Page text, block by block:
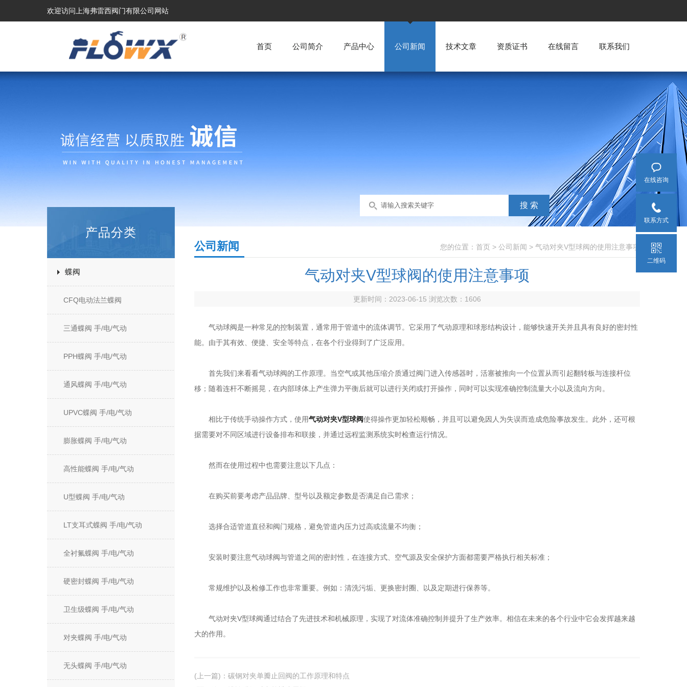
欢迎访问上海弗雷西阀门有限公司网站
首页 公司简介 产品中心 公司新闻 技术文章 资质证书 在线留言 联系我们
产品分类
蝶阀
CFQ电动法兰蝶阀
三通蝶阀 手/电/气动
PPH蝶阀 手/电/气动
通风蝶阀 手/电/气动
UPVC蝶阀 手/电/气动
膨胀蝶阀 手/电/气动
高性能蝶阀 手/电/气动
U型蝶阀 手/电/气动
LT支耳式蝶阀 手/电/气动
全衬氟蝶阀 手/电/气动
硬密封蝶阀 手/电/气动
卫生级蝶阀 手/电/气动
对夹蝶阀 手/电/气动
无头蝶阀 手/电/气动
您的位置： 首页 > 公司新闻 > 气动对夹V型球阀的使用注意事项
公司新闻
气动对夹V型球阀的使用注意事项
更新时间：2023-06-15 浏览次数： 1606
气动球阀是一种常见的控制装置，通常用于管道中的流体调节。它采用了气动原理和球形结构设计，能够快速开关并且具有良好的密封性
能。由于其有效、便捷、安全等特点，在各个行业得到了广泛应用。
首先我们来看看气动球阀的工作原理。当空气或其他压缩介质通过阀门进入传感器时，活塞被推向一个位置从而引起翻转板与连接杆位
移；随着连杆不断摇晃，在内部球体上产生弹力平衡后就可以进行关闭或打开操作，同时可以实现准确控制流量大小以及流向方向。
相比于传统手动操作方式，使用气动对夹V型球阀使得操作更加轻松顺畅，并且可以避免因人为失误而造成危险事故发生。此外，还可根
据需要对不同区域进行设备排布和联接，并通过远程监测系统实时检查运行情况。
然而在使用过程中也需要注意以下几点：
在购买前要考虑产品品牌、型号以及额定参数是否满足自己需求；
选择合适管道直径和阀门规格，避免管道内压力过高或流量不均衡；
安装时要注意气动球阀与管道之间的密封性，在连接方式、空气源及安全保护方面都需要严格执行相关标准；
常规维护以及检修工作也非常重要。例如：清洗污垢、更换密封圈、以及定期进行保养等。
气动对夹V型球阀通过结合了先进技术和机械原理，实现了对流体准确控制并提升了生产效率。相信在未来的各个行业中它会发挥越来越
大的作用。
(上一篇) ： 碳钢对夹单瓣止回阀的工作原理和特点
在线咨询
联系方式
二维码